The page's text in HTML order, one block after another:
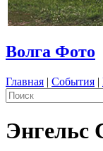
Волга Фото
Главная | События |
Энгельс